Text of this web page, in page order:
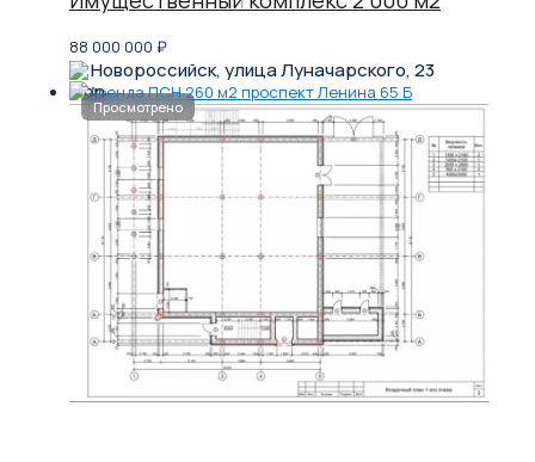
88 000 000 ₽
Новороссийск, улица Луначарского, 23